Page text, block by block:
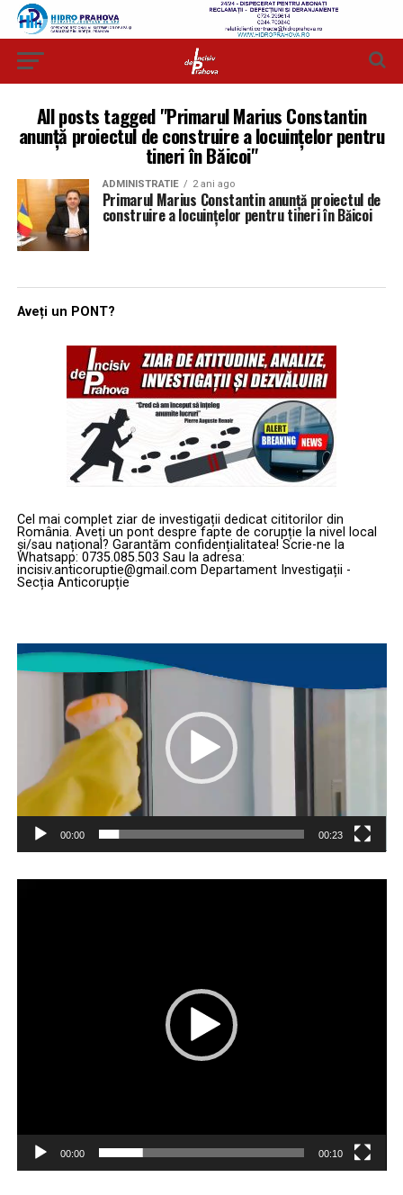
All posts tagged "Primarul Marius Constantin
anunță proiectul de construire a locuințelor pentru
tineri în Băicoi"
ADMINISTRATIE 2 ani ago
Primarul Marius Constantin anunță proiectul de
construire a locuințelor pentru tineri în Băicoi
Aveți un PONT?
Cel mai complet ziar de investigații dedicat cititorilor din
România. Aveți un pont despre fapte de corupție la nivel local
și/sau național? Garantăm confidențialitatea! Scrie-ne la
Whatsapp: 0735.085.503 Sau la adresa:
incisiv.anticoruptie@gmail.com Departament Investigații -
Secția Anticorupție
Player
video
00:00 00:23
Player
00:00 00:10